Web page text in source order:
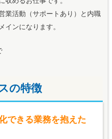
業活動（サポートあり）と内職
インになります。
の特徴
できる業務を抱えた